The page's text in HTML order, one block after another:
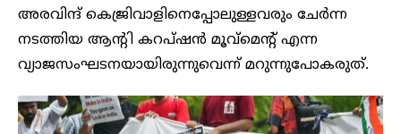
അരവിന്ദ് കെജ്രിവാളിനെപ്പോലുള്ളവരും ചേർന്ന
നടത്തിയ ആന്റി കറപ്ഷൻ മൂവ്മെന്റ് എന്ന
വ്യാജസംഘടനയായിരുന്നുവെന്ന് മറുന്നുപോകരുത്.